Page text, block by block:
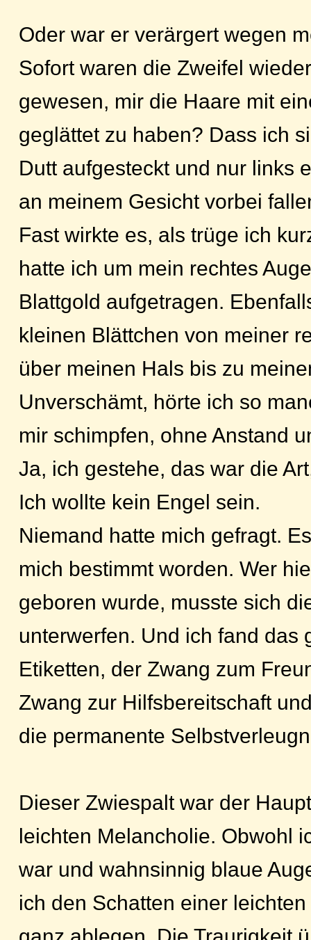
Oder war er verärgert wegen
Sofort waren die Zweifel
gewesen, mir die Haare mit
geglättet zu haben? Dass ich
Dutt aufgesteckt und nur links
an meinem Gesicht vorbei
Fast wirkte es, als trüge ich
hatte ich um mein rechtes
Blattgold aufgetragen.
kleinen Blättchen von meiner
über meinen Hals bis zu
Unverschämt, hörte ich so
mir schimpfen, ohne Anstand
Ja, ich gestehe, das war die
Ich wollte kein Engel sein.
Niemand hatte mich gefragt.
mich bestimmt worden. Wer
geboren wurde, musste sich
unterwerfen. Und ich fand das
Etiketten, der Zwang zum
Zwang zur Hilfsbereitschaft
die permanente
Dieser Zwiespalt war der
leichten Melancholie. Obwohl
war und wahnsinnig blaue
ich den Schatten einer